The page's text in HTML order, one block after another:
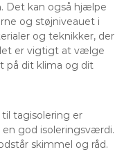
Det kan også hjælpe
og støjniveauet i
og teknikker, der
er vigtigt at vælge
på dit klima og dit
tagisolering er
en god isoleringsværdi.
skimmel og råd.